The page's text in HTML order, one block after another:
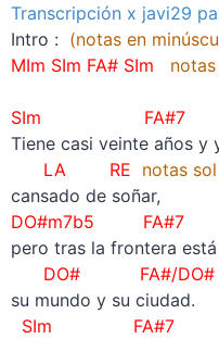
Transcripción x javi29
Intro : (notas en
MIm SIm FA# SIm
SIm FA#7
Tiene casi veinte años y
LA RE notas
cansado de soñar,
DO#m7b5 FA#7
pero tras la frontera está
DO# FA#/DO#
su mundo y su ciudad.
SIm FA#7